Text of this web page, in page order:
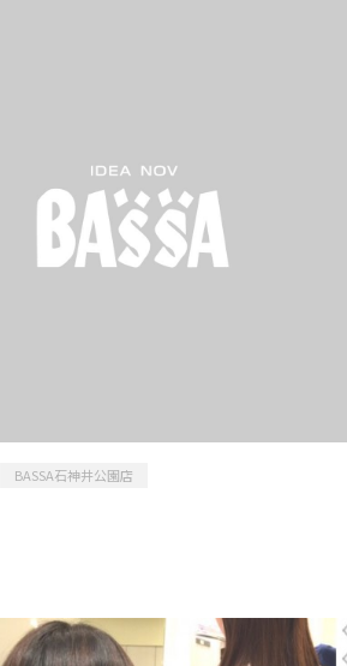
BASSA石神井公園店